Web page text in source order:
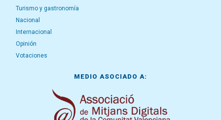
Turismo y gastronomía
Nacional
Internacional
Opinión
Votaciones
MEDIO ASOCIADO A: